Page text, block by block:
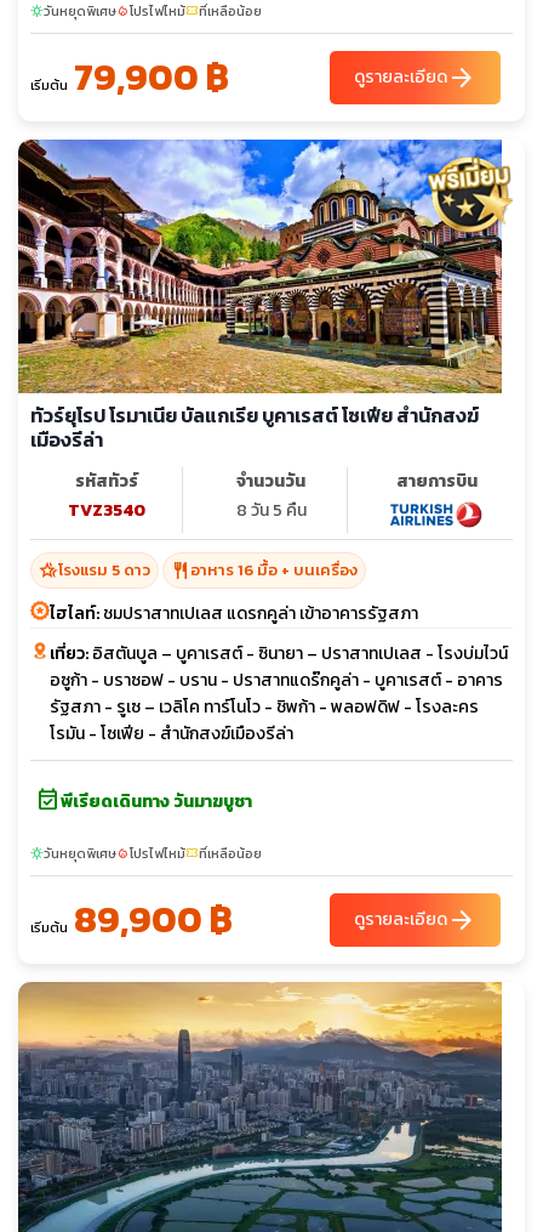
sunnyวันหยุดพิเศษlocal_fire_departmentโปรไฟไหม้confirmation_numberที่เหลือน้อย
เริ่มต้น 79,900 ฿ ดูรายละเอียดarrow_forward
ทัวร์ยุโรป โรมาเนีย บัลแกเรีย บูคาเรสต์ โซเฟีย สำนักสงฆ์
เมืองรีล่า
รหัสทัวร์
TVZ3540
จำนวนวัน
8 วัน 5 คืน
สายการบิน
hotel_classโรงแรม 5 ดาว restaurant อาหาร 16 มื้อ + บนเครื่อง
ไฮไลท์:ชมปราสาทเปเลส แดรกคูล่า เข้าอาคารรัฐสภา
เที่ยว:อิสตันบูล – บูคาเรสต์ - ซินายา – ปราสาทเปเลส - โรงบ่มไวน์
อซูก้า - บราซอฟ - บราน - ปราสาทแดร๊กคูล่า - บูคาเรสต์ - อาคาร
รัฐสภา - รูเซ – เวลิโค ทาร์โนโว - ชิพก้า - พลอฟดิฟ - โรงละคร
โรมัน - โซเฟีย - สำนักสงฆ์เมืองรีล่า
event_availableพีเรียดเดินทาง วันมาฆบูชา
sunnyวันหยุดพิเศษlocal_fire_departmentโปรไฟไหม้confirmation_numberที่เหลือน้อย
เริ่มต้น 89,900 ฿ ดูรายละเอียดarrow_forward